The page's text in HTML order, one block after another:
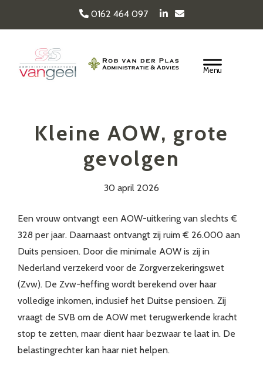
hoofd
inhoud
0162 464 097
Van Geel & van der
Header
Kleine AOW, grote
gevolgen
30 april 2026
Een vrouw ontvangt een AOW-uitkering van slechts €
328 per jaar. Daarnaast ontvangt zij ruim € 26.000 aan
Duits pensioen. Door die minimale AOW is zij in
Nederland verzekerd voor de Zorgverzekeringswet
(Zvw). De Zvw-heffing wordt berekend over haar
volledige inkomen, inclusief het Duitse pensioen. Zij
vraagt de SVB om de AOW met terugwerkende kracht
stop te zetten, maar dient haar bezwaar te laat in. De
belastingrechter kan haar niet helpen.